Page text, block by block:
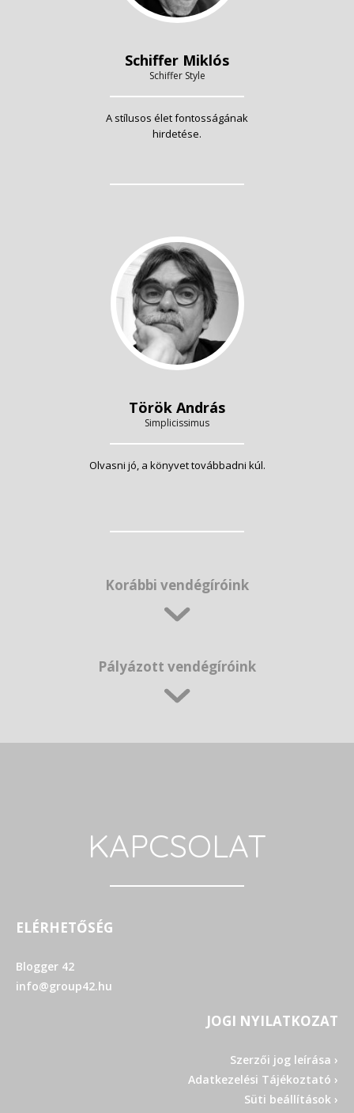
Schiffer Miklós
Schiffer Style
A stílusos élet fontosságának
hirdetése.
Török András
Simplicissimus
Olvasni jó, a könyvet továbbadni kúl.
Korábbi vendégíróink
Pályázott vendégíróink
KAPCSOLAT
ELÉRHETŐSÉG
Blogger 42
info@group42.hu
JOGI NYILATKOZAT
Szerzői jog leírása ›
Adatkezelési Tájékoztató ›
Süti beállítások ›